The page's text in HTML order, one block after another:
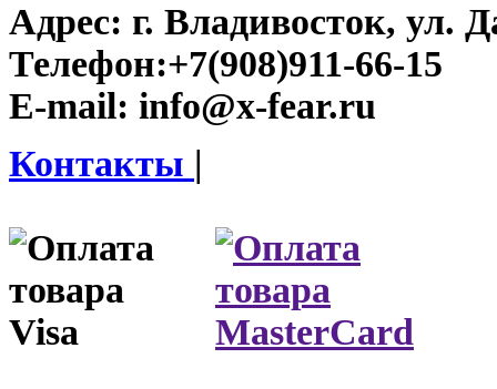
Адрес: г. Владивосток, ул.
Телефон:+7(908)911-66-15
E-mail: info@x-fear.ru
Контакты |